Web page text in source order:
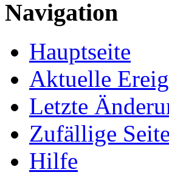
Navigation
Hauptseite
Aktuelle
Letzte
Zufällige Seite
Hilfe